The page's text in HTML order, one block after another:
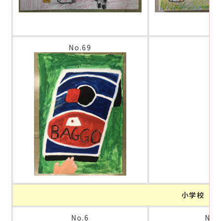
No.69
小学校 中
No.6